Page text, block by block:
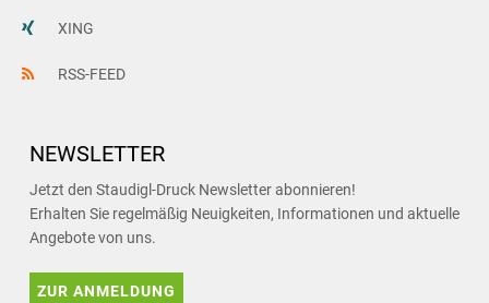
XING
RSS-FEED
NEWSLETTER
Jetzt den Staudigl-Druck Newsletter abonnieren!
Erhalten Sie regelmäßig Neuigkeiten, Informationen und aktuelle
Angebote von uns.
ZUR ANMELDUNG